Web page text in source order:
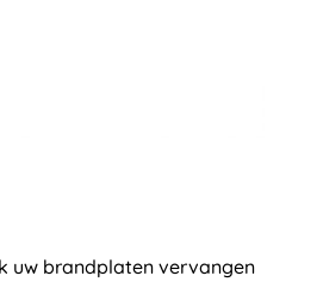
uw brandplaten vervangen